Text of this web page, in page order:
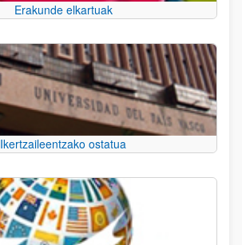
Erakunde elkartuak
Ikertzaileentzako ostatua